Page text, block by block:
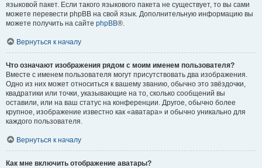
языковой пакет. Если такого языкового пакета не существует, то вы сами
можете перевести phpBB на свой язык. Дополнительную информацию вы
можете получить на сайте phpBB®.
Вернуться к началу
Что означают изображения рядом с моим именем пользователя?
Вместе с именем пользователя могут присутствовать два изображения.
Одно из них может относиться к вашему званию, обычно это звёздочки,
квадратики или точки, указывающие на то, сколько сообщений вы
оставили, или на ваш статус на конференции. Другое, обычно более
крупное, изображение известно как «аватара» и обычно уникально для
каждого пользователя.
Вернуться к началу
Как мне включить отображение аватары?